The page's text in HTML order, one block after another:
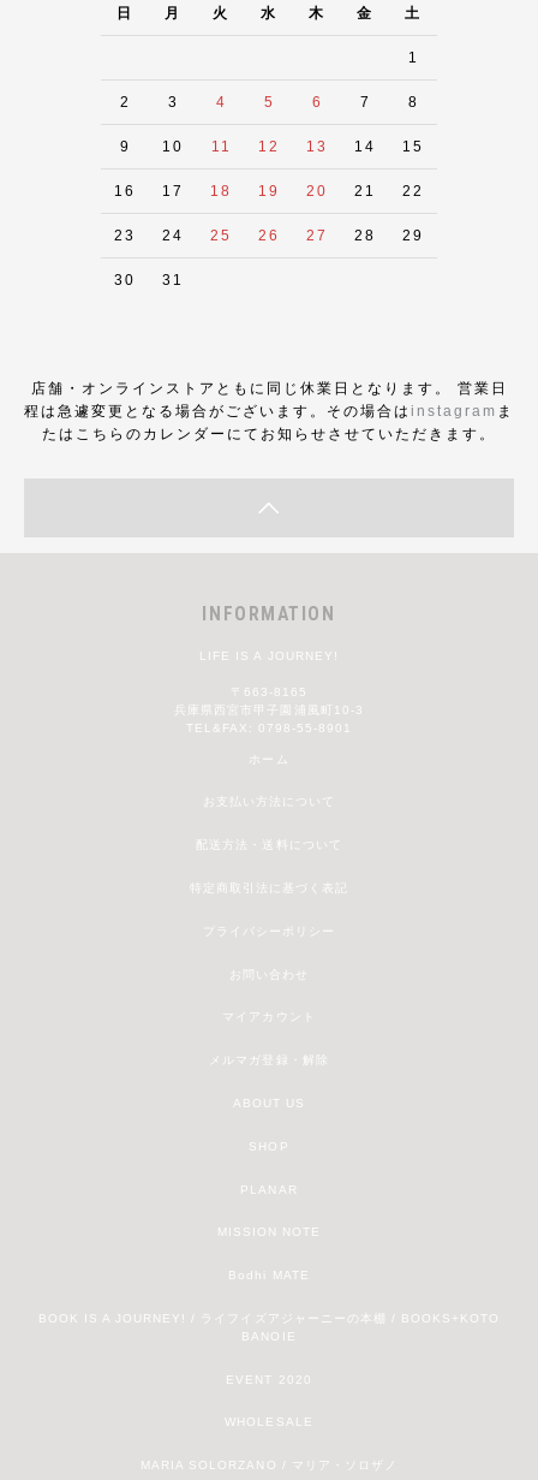
日 月 火 水 木 金 土
1
2 3 4 5 6 7 8
9 10 11 12 13 14 15
16 17 18 19 20 21 22
23 24 25 26 27 28 29
30 31
店舗・オンラインストアともに同じ休業日となります。 営業日
程は急遽変更となる場合がございます。その場合は instagram ま
たはこちらのカレンダーにてお知らせさせていただきます。
INFORMATION
LIFE IS A JOURNEY!
〒663-8165
兵庫県西宮市甲子園浦風町10-3
TEL&FAX: 0798-55-8901
ホーム
お支払い方法について
配送方法・送料について
特定商取引法に基づく表記
プライバシーポリシー
お問い合わせ
マイアカウント
メルマガ登録・解除
ABOUT US
SHOP
PLANAR
MISSION NOTE
Bodhi MATE
BOOK IS A JOURNEY! / ライフイズアジャーニーの本棚 / BOOKS+KOTO
BANOIE
EVENT 2020
WHOLESALE
MARIA SOLORZANO / マリア・ソロザノ